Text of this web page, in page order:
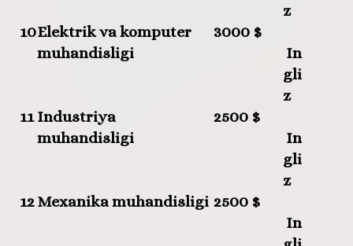
z
10Elektrik va komputer
muhandisligi
3000 $
In
gli
z
11 Industriya
muhandisligi
2500 $
In
gli
z
12Mexanika muhandisligi 2500 $
In